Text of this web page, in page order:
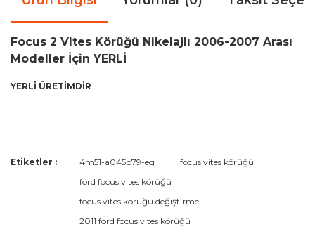
Focus 2 Vites Körüğü Nikelajlı 2006-2007 Arası
Modeller İçin YERLİ
YERLİ ÜRETİMDİR
Bu ürüne ilk yorumu siz yapın!
Yorum Yaz
Bu ürünün fiyat bilgisi, resim, ürün açıklamalarında ve diğer
kullanarak tarafımıza iletebilirsiniz.
Görüş ve önerileriniz için teşekkür ederiz.
Etiketler : 4m51-a045b79-eg
focus vites körüğü
ford focus vites körüğü
focus vites körüğü değiştirme
2011 ford focus vites körüğü